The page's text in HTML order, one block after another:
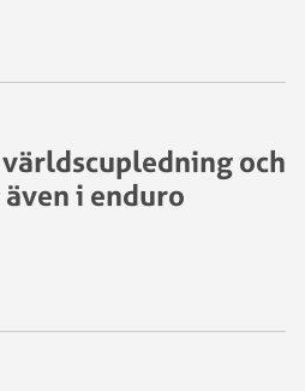
världscupledning och
i enduro